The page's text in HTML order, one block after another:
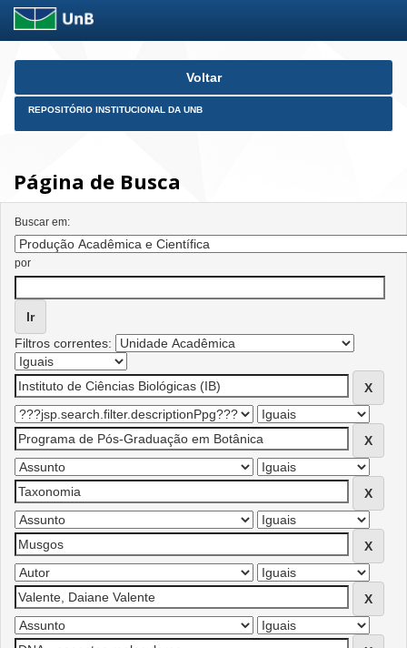
Skip
Voltar
REPOSITÓRIO INSTITUCIONAL DA UNB
Página de Busca
Buscar em:
por
Filtros correntes: